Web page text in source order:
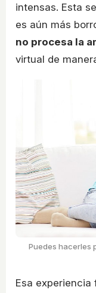
intensas. Esta
es aún más
no procesa la
virtual de
Puedes hacerles
Esa